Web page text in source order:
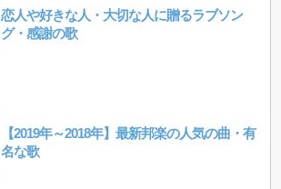
恋人や好きな人・大切な人に贈るラブソン
グ・感謝の歌
【2019年～2018年】最新邦楽の人気の曲・有
名な歌